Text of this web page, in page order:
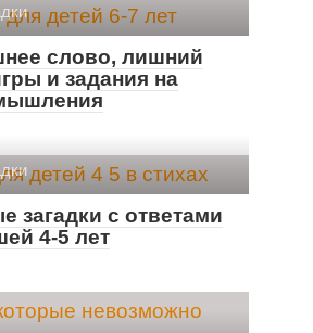
слово, лишний
и задания на
загадки с ответами
4-5 лет